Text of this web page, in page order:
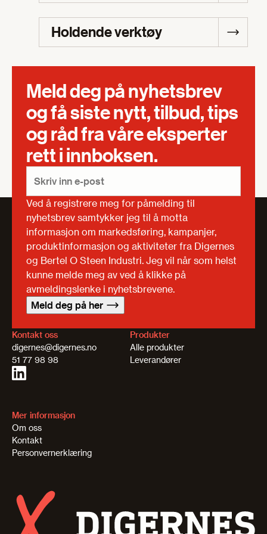
Holdende verktøy
Meld deg på nyhetsbrev
og få siste nytt, tilbud, tips
og råd fra våre eksperter
rett i innboksen.
Ved å registrere meg for påmelding til
nyhetsbrev samtykker jeg til å motta
informasjon om markedsføring, kampanjer,
produktinformasjon og aktiviteter fra Digernes
og Bertel O Steen Industri. Jeg vil når som helst
kunne melde meg av ved å klikke på
avmeldingslenke i nyhetsbrevene.
Meld deg på her
Kontakt oss
digernes@digernes.no
51 77 98 98
Produkter
Alle produkter
Leverandører
Mer informasjon
Om oss
Kontakt
Personvernerklæring